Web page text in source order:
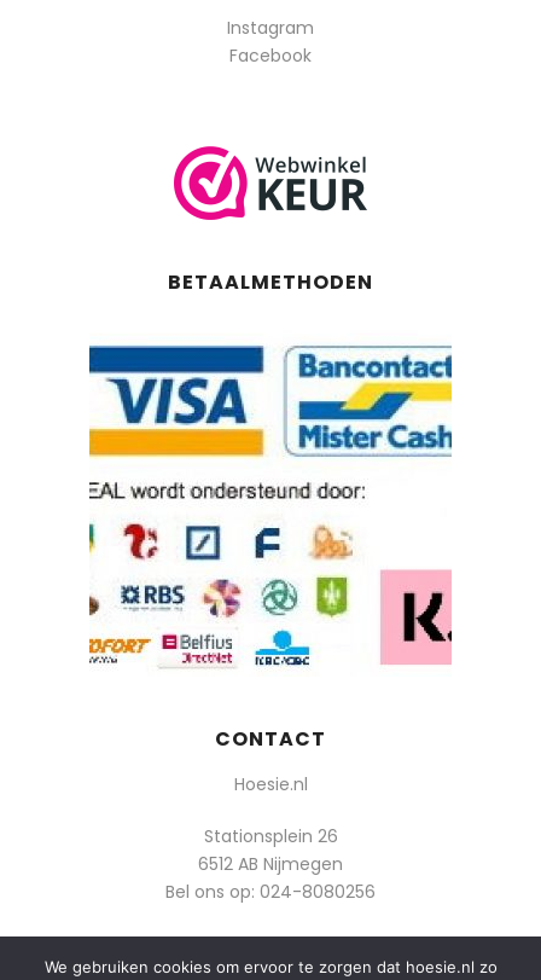
Instagram
Facebook
BETAALMETHODEN
CONTACT
Hoesie.nl
Stationsplein 26
6512 AB Nijmegen
Bel ons op: 024-8080256
Of mail: info@hoesie.nl
We gebruiken cookies om ervoor te zorgen dat hoesie.nl zo